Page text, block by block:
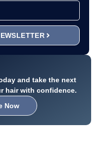
and take the next
hair with confidence.
Now